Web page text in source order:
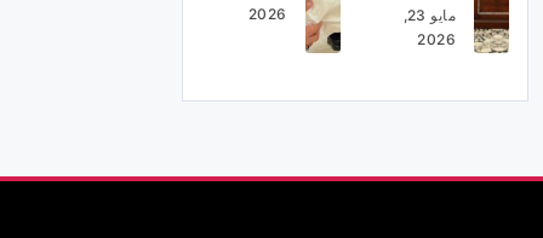
مايو 23,
2026
2026